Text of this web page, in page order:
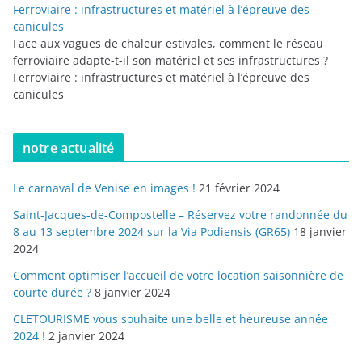
Ferroviaire : infrastructures et matériel à l’épreuve des
canicules
Face aux vagues de chaleur estivales, comment le réseau
ferroviaire adapte-t-il son matériel et ses infrastructures ?
Ferroviaire : infrastructures et matériel à l’épreuve des
canicules
notre actualité
Le carnaval de Venise en images ! 21 février 2024
Saint-Jacques-de-Compostelle – Réservez votre randonnée du
8 au 13 septembre 2024 sur la Via Podiensis (GR65) 18 janvier
2024
Comment optimiser l’accueil de votre location saisonnière de
courte durée ? 8 janvier 2024
CLETOURISME vous souhaite une belle et heureuse année
2024 ! 2 janvier 2024